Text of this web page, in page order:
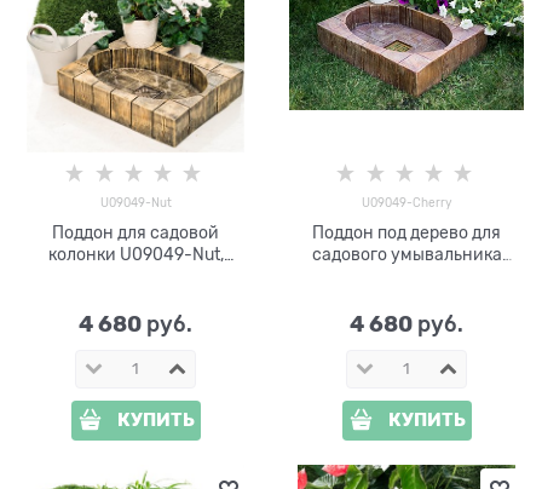
U09049-Nut
Поддон для садовой
колонки U09049-Nut,
4 680 руб.
КУПИТЬ
U09049-Cherry
Поддон под дерево для
садового умывальника
4 680 руб.
КУПИТЬ